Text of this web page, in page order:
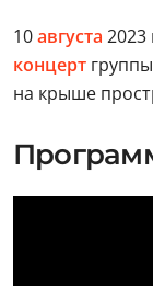
10августа 2023
концерт
на крыше